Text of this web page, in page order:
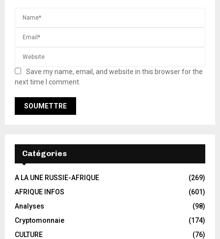
Save my name, email, and website in this browser for the
next time I comment.
Catégories
A LA UNE RUSSIE-AFRIQUE
(269)
AFRIQUE INFOS
(601)
Analyses
(98)
Cryptomonnaie
(174)
CULTURE
(76)